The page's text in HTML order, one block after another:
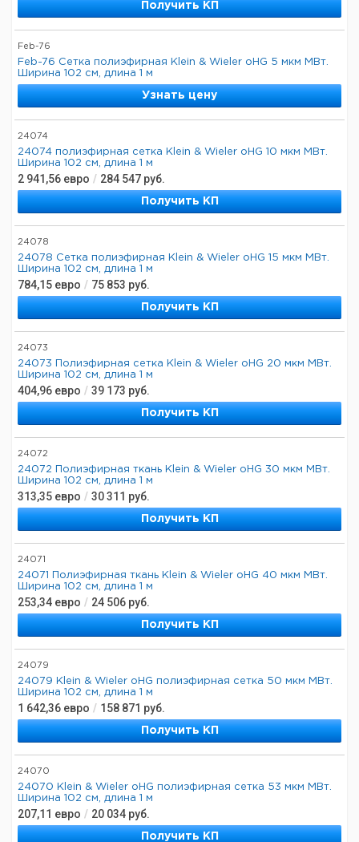
Получить КП
Feb-76
Feb-76 Сетка полиэфирная Klein & Wieler oHG 5 мкм МВт.
Ширина 102 см, длина 1 м
Узнать цену
24074
24074 полиэфирная сетка Klein & Wieler oHG 10 мкм МВт.
Ширина 102 см, длина 1 м
2 941,56 евро / 284 547 руб.
Получить КП
24078
24078 Сетка полиэфирная Klein & Wieler oHG 15 мкм МВт.
Ширина 102 см, длина 1 м
784,15 евро / 75 853 руб.
Получить КП
24073
24073 Полиэфирная сетка Klein & Wieler oHG 20 мкм МВт.
Ширина 102 см, длина 1 м
404,96 евро / 39 173 руб.
Получить КП
24072
24072 Полиэфирная ткань Klein & Wieler oHG 30 мкм МВт.
Ширина 102 см, длина 1 м
313,35 евро / 30 311 руб.
Получить КП
24071
24071 Полиэфирная ткань Klein & Wieler oHG 40 мкм МВт.
Ширина 102 см, длина 1 м
253,34 евро / 24 506 руб.
Получить КП
24079
24079 Klein & Wieler oHG полиэфирная сетка 50 мкм МВт.
Ширина 102 см, длина 1 м
1 642,36 евро / 158 871 руб.
Получить КП
24070
24070 Klein & Wieler oHG полиэфирная сетка 53 мкм МВт.
Ширина 102 см, длина 1 м
207,11 евро / 20 034 руб.
Получить КП